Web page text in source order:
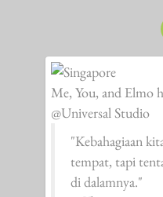
Me, You, and Elmo
@Universal Studio
"Kebahagiaan
tempat, tapi
di dalamnya."